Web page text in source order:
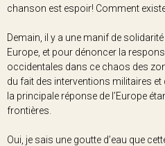
chanson est espoir! Comment
Demain, il y a une manif de
Europe, et pour dénoncer la
occidentales dans ce chaos des
du fait des interventions militaires et
la principale réponse de l’Europe
frontières.
Oui, je sais une goutte d’eau que